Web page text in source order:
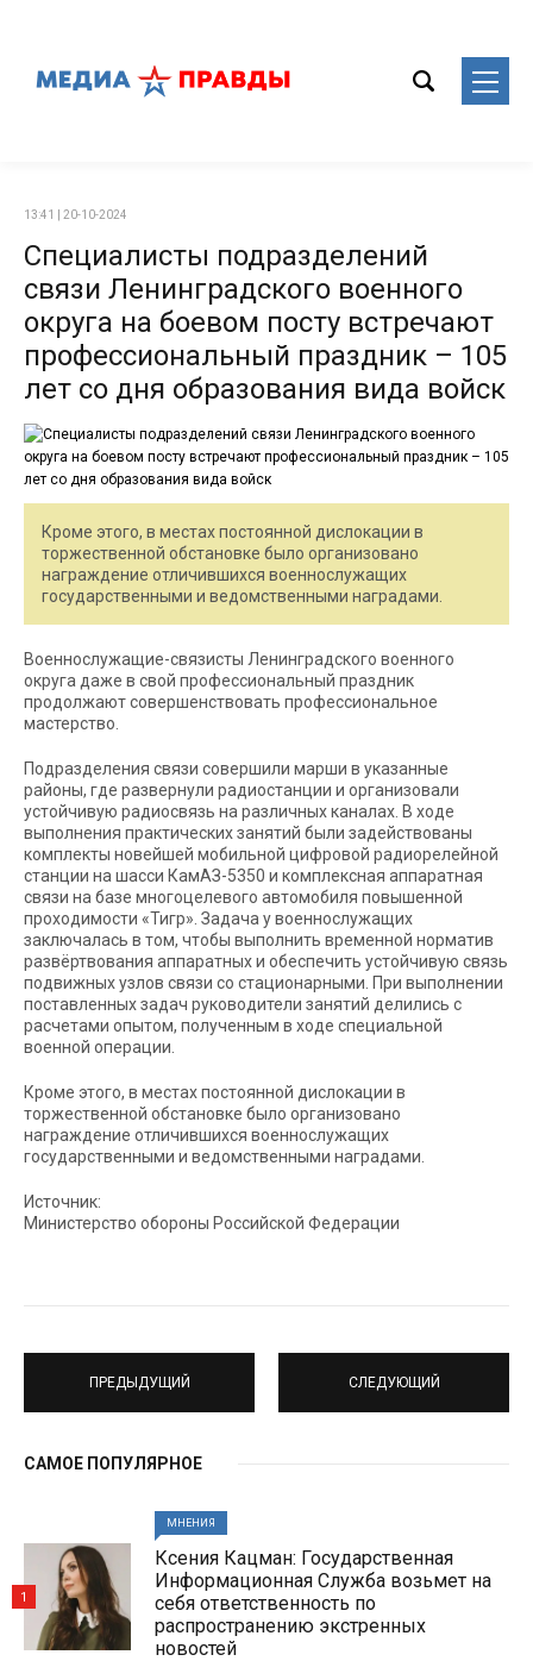
13:41 | 20-10-2024
Специалисты подразделений
связи Ленинградского военного
округа на боевом посту встречают
профессиональный праздник – 105
лет со дня образования вида войск
Кроме этого, в местах постоянной дислокации в
торжественной обстановке было организовано
награждение отличившихся военнослужащих
государственными и ведомственными наградами.
Военнослужащие-связисты Ленинградского военного
округа даже в свой профессиональный праздник
продолжают совершенствовать профессиональное
мастерство.
Подразделения связи совершили марши в указанные
районы, где развернули радиостанции и организовали
устойчивую радиосвязь на различных каналах. В ходе
выполнения практических занятий были задействованы
комплекты новейшей мобильной цифровой радиорелейной
станции на шасси КамАЗ-5350 и комплексная аппаратная
связи на базе многоцелевого автомобиля повышенной
проходимости «Тигр». Задача у военнослужащих
заключалась в том, чтобы выполнить временной норматив
развёртвования аппаратных и обеспечить устойчивую связь
подвижных узлов связи со стационарными. При выполнении
поставленных задач руководители занятий делились с
расчетами опытом, полученным в ходе специальной
военной операции.
Кроме этого, в местах постоянной дислокации в
торжественной обстановке было организовано
награждение отличившихся военнослужащих
государственными и ведомственными наградами.
Источник:
Министерство обороны Российской Федерации
ПРЕДЫДУЩИЙ СЛЕДУЮЩИЙ
САМОЕ ПОПУЛЯРНОЕ
МНЕНИЯ
Ксения Кацман: Государственная
Информационная Служба возьмет на
себя ответственность по
распространению экстренных
новостей
1